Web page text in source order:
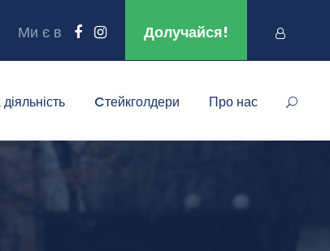
Ми є в Долучайся!
Cтейкголдери Про нас